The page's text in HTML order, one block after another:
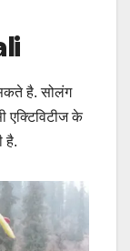
है. सोलंग
एक्टिविटीज के
है.